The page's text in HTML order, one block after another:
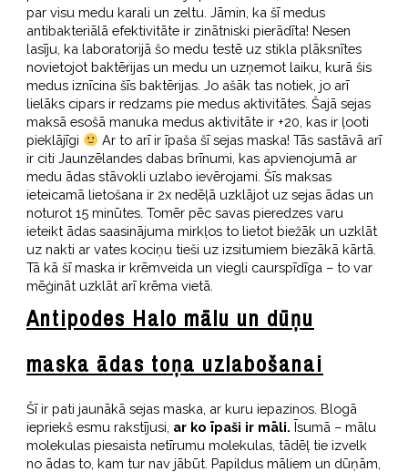
par visu medu karali un zeltu. Jāmin, ka šī medus
antibakteriālā efektivitāte ir zinātniski pierādīta! Nesen
lasīju, ka laboratorijā šo medu testē uz stikla plāksnītes
novietojot baktērijas un medu un uzņemot laiku, kurā šis
medus iznīcina šīs baktērijas. Jo ašāk tas notiek, jo arī
lielāks cipars ir redzams pie medus aktivitātes. Šajā sejas
maksā esošā manuka medus aktivitāte ir +20, kas ir ļooti
pieklājīgi
Ar to arī ir īpaša šī sejas maska! Tās sastāvā arī
ir citi Jaunzēlandes dabas brīnumi, kas apvienojumā ar
medu ādas stāvokli uzlabo ievērojami. Šīs maksas
ieteicamā lietošana ir 2x nedēļā uzklājot uz sejas ādas un
noturot 15 minūtes. Tomēr pēc savas pieredzes varu
ieteikt ādas saasinājuma mirkļos to lietot biežāk un uzklāt
uz nakti ar vates kociņu tieši uz izsitumiem biezākā kārtā.
Tā kā šī maska ir krēmveida un viegli caurspīdīga – to var
mēģināt uzklāt arī krēma vietā.
Antipodes Halo mālu un dūņu
maska ādas toņa uzlabošanai
Šī ir pati jaunākā sejas maska, ar kuru iepazinos. Blogā
iepriekš esmu rakstījusi, ar ko īpaši ir māli. Īsumā – mālu
molekulas piesaista netīrumu molekulas, tādēļ tie izvelk
no ādas to, kam tur nav jābūt. Papildus māliem un dūņām,